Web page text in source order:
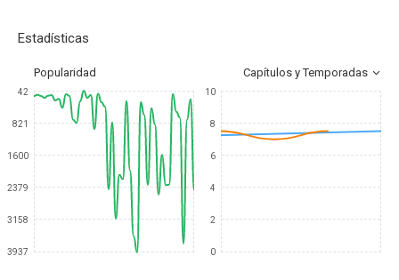
Estadísticas
Popularidad Capítulos y Temporadas
42
821
1600
2379
3158
3937
10
8
6
4
2
0